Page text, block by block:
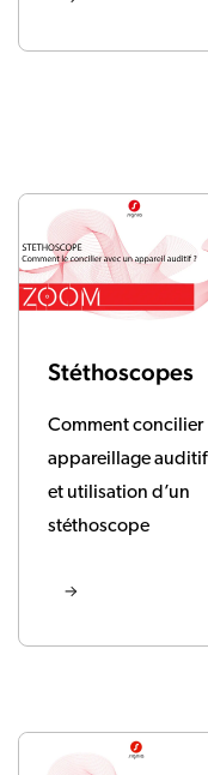
Stéthoscopes
Comment concilier
appareillage auditif
et utilisation d’un
stéthoscope